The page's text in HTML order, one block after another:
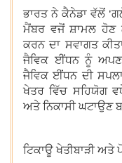
ਭਾਰਤ ਨੇ ਕੈਨੇਡਾ ਵੱਲੋਂ
ਮੈਂਬਰ ਵਜੋਂ ਸ਼ਾਮਲ ਹੋਣ
ਕਰਨ ਦਾ ਸਵਾਗਤ
ਜੈਵਿਕ ਈਂਧਨ ਨੂੰ
ਜੈਵਿਕ ਈਂਧਨ ਦੀ
ਖੇਤਰ ਵਿੱਚ ਸਹਿਯੋਗ
ਅਤੇ ਨਿਕਾਸੀ ਘਟਾਉਣ
ਟਿਕਾਊ ਖੇਤੀਬਾੜੀ